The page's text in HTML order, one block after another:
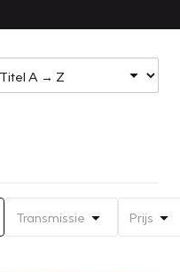
Transmissie Prijs